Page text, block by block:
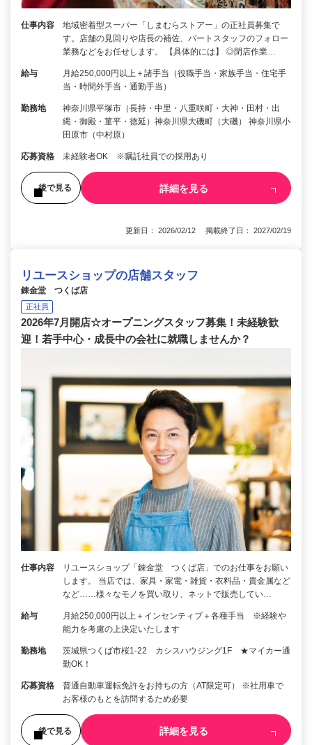
仕事内容
地域密着型スーパー「しまむらストアー」の正社員募集で
す。店舗の見回りや店長の補佐、パートスタッフのフォロー
業務などをお任せします。 【具体的には】 ◎閉店作業…
給与
月給250,000円以上＋諸手当（役職手当・家族手当・住宅手
当・時間外手当・通勤手当）
勤務地
神奈川県平塚市（長持・中里・八重咲町・大神・田村・出
縄・御殿・菫平・徳延）神奈川県大磯町（大磯） 神奈川県小
田原市（中村原）
応募資格 未経験者OK ※嘱託社員での採用あり
後で見る 詳細を見る
更新日： 2026/02/12 掲載終了日： 2027/02/19
リユースショップの店舗スタッフ
錬金堂 つくば店
正社員
2026年7月開店☆オープニングスタッフ募集！未経験歓
迎！若手中心・成長中の会社に就職しませんか？
仕事内容
リユースショップ「錬金堂 つくば店」でのお仕事をお願い
します。 当店では、家具・家電・雑貨・衣料品・貴金属など
など……様々なモノを買い取り、ネットで販売してい…
給与
月給250,000円以上＋インセンティブ＋各種手当 ※経験や
能力を考慮の上決定いたします
勤務地
茨城県つくば市桜1-22 カシスハウジング1F ★マイカー通
勤OK！
応募資格
普通自動車運転免許をお持ちの方（AT限定可） ※社用車で
お客様のもとを訪問するため必要
後で見る 詳細を見る